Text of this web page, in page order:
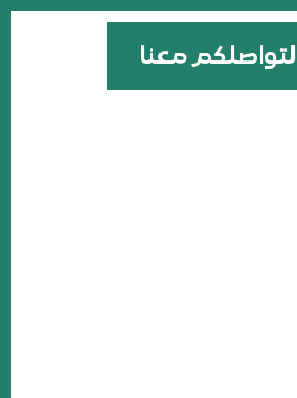
معنا